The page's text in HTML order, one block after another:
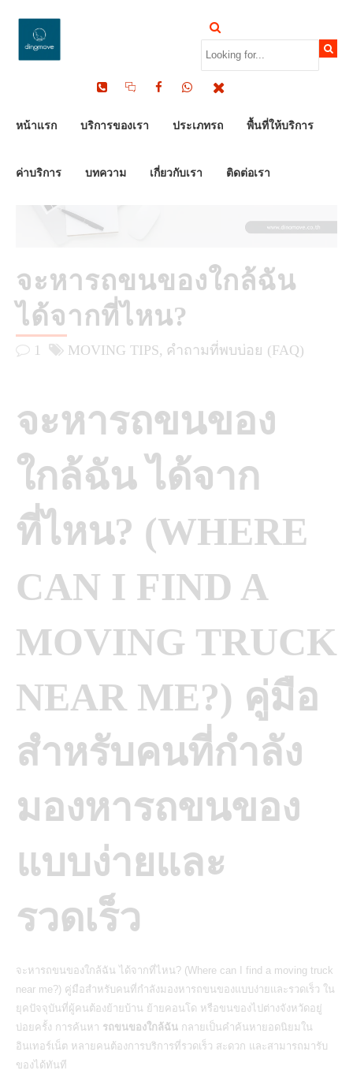
หน้าแรก บริการของเรา ประเภทรถ พื้นที่ให้บริการ
ค่าบริการ บทความ เกี่ยวกับเรา ติดต่อเรา
จะหารถขนของใกล้ฉัน
ได้จากที่ไหน?
1 MOVING TIPS คำถามที่พบบ่อย (FAQ)
จะหารถขนของ
ใกล้ฉัน ได้จาก
ที่ไหน? (WHERE
CAN I FIND A
MOVING TRUCK
NEAR ME?) คู่มือ
สำหรับคนที่กำลัง
มองหารถขนของ
แบบง่ายและ
รวดเร็ว
จะหารถขนของใกล้ฉัน ได้จากที่ไหน? (Where can I find a moving truck
near me?) คู่มือสำหรับคนที่กำลังมองหารถขนของแบบง่ายและรวดเร็ว ใน
ยุคปัจจุบันที่ผู้คนต้องย้ายบ้าน ย้ายคอนโด หรือขนของไปต่างจังหวัดอยู่
บ่อยครั้ง การค้นหา รถขนของใกล้ฉัน กลายเป็นคำค้นหายอดนิยมใน
อินเทอร์เน็ต หลายคนต้องการบริการที่รวดเร็ว สะดวก และสามารถมารับ
ของได้ทันที